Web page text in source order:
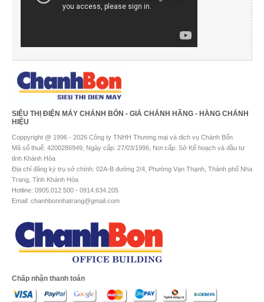
SIÊU THỊ ĐIỆN MÁY CHÁNH BỔN - GIÁ CHÁNH HÃNG - HÀNG CHÁNH
HIỆU
Coppyright @ 1996 - 2026 Công ty TNHH Thương mại và dịch vụ Chánh Bổn
Mã số thuế: 4200286949, Ngày cấp: 27/03/1996, Nơi cấp: Sở Kế hoạch và đầu tư
tỉnh Khánh Hòa
Địa chỉ đăng ký trụ sở chính: 02A-B đường 2/4, Phường Vạn Thạnh, Thành phố Nha
Trang, Tỉnh Khánh Hòa
Hotline: 0905.012.500 - 0914.634.205
Email: chanhbonnhatrang@gmail.com
Chấp nhận thanh toán